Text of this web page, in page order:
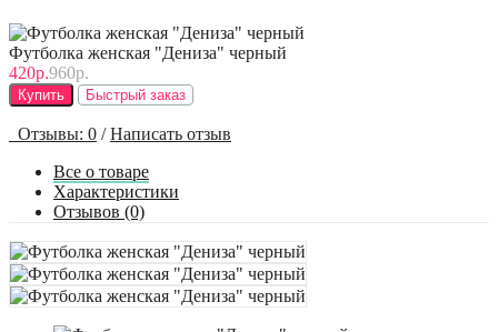
Футболка женская "Дениза" черный
420р.960р.
Купить Быстрый заказ
Отзывы: 0 / Написать отзыв
Все о товаре
Характеристики
Отзывов (0)